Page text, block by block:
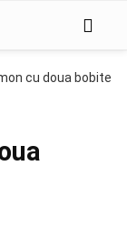
cu doua bobite